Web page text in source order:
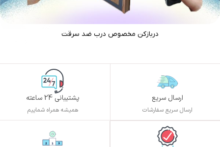
دربازکن مخصوص درب ضد سرقت
ارسال سریع
ارسال سریع سفارشات
پشتیبانی 24 ساعته
همیشه همراه شماییم